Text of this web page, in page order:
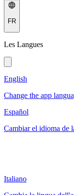
FR
Les Langues
English
Change the app
Español
Cambiar el idioma de
Italiano